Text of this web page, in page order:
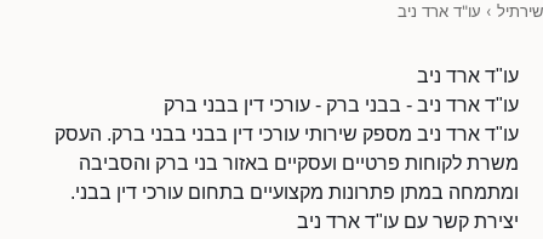
שירתיל › עו"ד ארד ניב
עו"ד ארד ניב
עו"ד ארד ניב - בבני ברק - עורכי דין בבני ברק
עו"ד ארד ניב מספק שירותי עורכי דין בבני בבני ברק. העסק
משרת לקוחות פרטיים ועסקיים באזור בני ברק והסביבה
ומתמחה במתן פתרונות מקצועיים בתחום עורכי דין בבני.
יצירת קשר עם עו"ד ארד ניב